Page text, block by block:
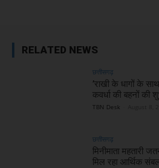
RELATED NEWS
छत्तीसगढ़
’राखी के धागों के
कवर्धा की बहनों की
TBN Desk
छत्तीसगढ़
मिनीमाता महतारी
मिल रहा आर्थिक